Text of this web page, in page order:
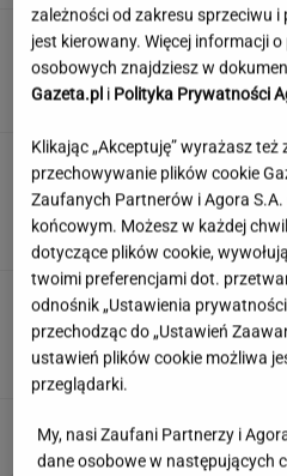
Jeden
nieprzyjemne
MATERIAŁ PROMOCYJNY
jego wujka
mikrodramy
SUBSKRYPCJA
może zastąpić
TOMASZ
Autorzy:
JUSTYNA
BRYCZKOWSKA
zależności od zakresu sprzeciwu
jest kierowany. Więcej informacji
osobowych znajdziesz w
Gazeta.pl i Polityka Prywatności
Klikając „Akceptuję” wyrażasz
przechowywanie plików cookie
Zaufanych Partnerów i Agora
końcowym. Możesz w każdej
dotyczące plików cookie,
twoimi preferencjami dot.
odnośnik „Ustawienia
przechodząc do „Ustawień
ustawień plików cookie możliwa
przeglądarki.
My, nasi Zaufani Partnerzy i
dane osobowe w następujących